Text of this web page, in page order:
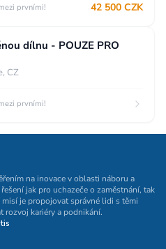
prvními! 42 500 CZK
dílnu - POUZE PRO
CZ
prvními!
na inovace v oblasti náboru a
jak pro uchazeče o zaměstnání, tak
je propojovat správné lidi s těmi
kariéry a podnikání.